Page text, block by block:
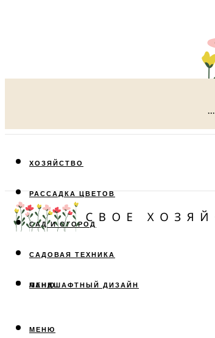
ХОЗЯЙСТВО
РАССАДКА ЦВЕТОВ
САД И ОГОРОД
САДОВАЯ ТЕХНИКА
ЛАНДШАФТНЫЙ ДИЗАЙН
МЕНЮ
МЕНЮ